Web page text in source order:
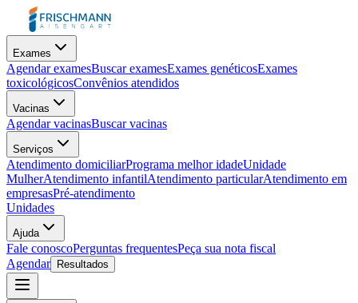
Exames
Agendar examesBuscar examesExames genéticosExames
toxicológicosConvênios atendidos
Vacinas
Agendar vacinasBuscar vacinas
Serviços
Atendimento domiciliarPrograma melhor idadeUnidade
MulherAtendimento infantilAtendimento particularAtendimento em
empresasPré-atendimento
Unidades
Ajuda
Fale conoscoPerguntas frequentesPeça sua nota fiscal
Agendar
Resultados